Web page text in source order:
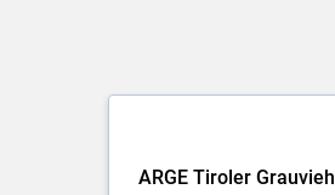
ARGE Tiroler Grauvieh